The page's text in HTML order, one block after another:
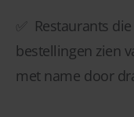
✅ Restaurants
bestellingen zien
met name door